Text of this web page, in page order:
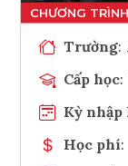
Trường:
Cấp học:
Kỳ nhập
Học phí: